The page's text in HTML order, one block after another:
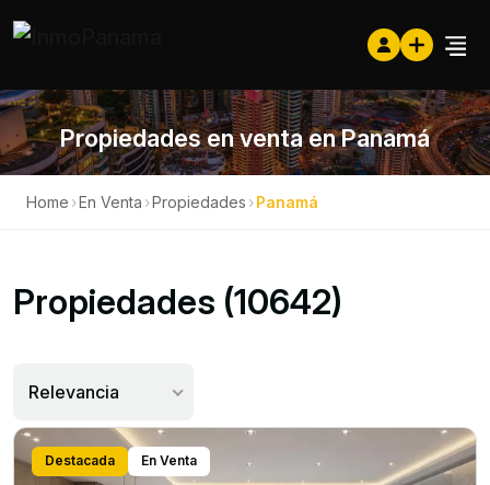
Propiedades en venta en Panamá
Home ›En Venta ›Propiedades ›Panamá
Propiedades (10642)
Relevancia
Destacada En Venta